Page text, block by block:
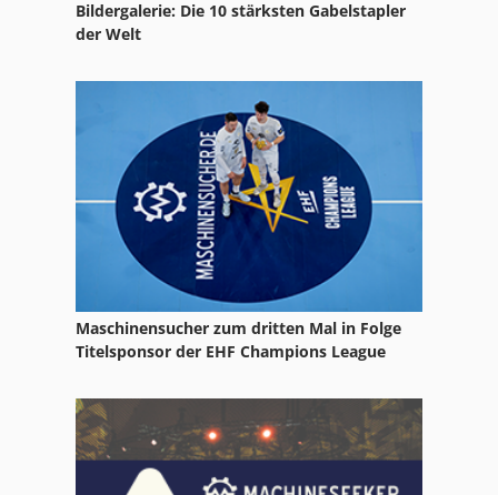
Terra Select Siebanlage
Trommel Strahlanlage
Trommelhacker
Trommelmotor
Trommelschere
Trommelschleifer
Trommelsieb
Trommelsieb Für Hackschnitzel
Trommelsiebmaschine
Bildergalerie: Die 10 stärksten Gabelstapler
der Welt
Maschinensucher zum dritten Mal in Folge
Titelsponsor der EHF Champions League